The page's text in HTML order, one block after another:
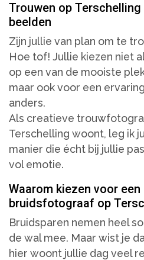
Trouwen op
beelden
Zijn jullie van plan om te
Hoe tof! Jullie kiezen niet
op een van de mooiste
maar ook voor een
anders.
Als creatieve
Terschelling woont, leg ik
manier die écht bij jullie
vol emotie.
Waarom kiezen voor
bruidsfotograaf op
Bruidsparen nemen heel
de wal mee. Maar wist je
hier woont jullie dag veel